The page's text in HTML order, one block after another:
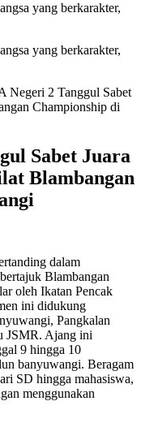
yang berkarakter,
yang berkarakter,
Negeri 2 Tanggul Sabet
Championship di
Sabet Juara
Blambangan
dalam
Blambangan
oleh Ikatan Pencak
ini didukung
Pangkalan
JSMR. Ajang ini
9 hingga 10
banyuwangi. Beragam
SD hingga mahasiswa,
menggunakan